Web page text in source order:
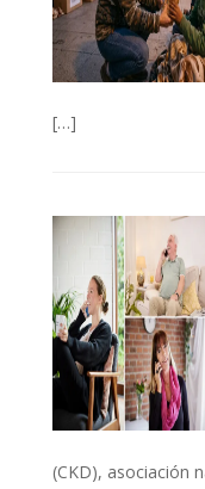
[…]
(CKD), asociación